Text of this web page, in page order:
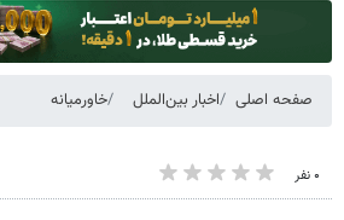
صفحه اصلی اخبار بین‌الملل خاورمیانه
۰ نفر